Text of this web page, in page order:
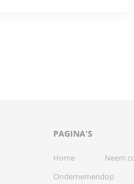
PAGINA'S
Home
Ondernemend
Neem
op